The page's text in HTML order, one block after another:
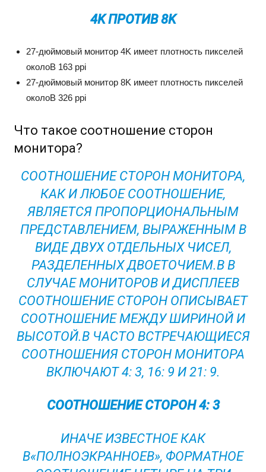
4K ПРОТИВ 8K
27-дюймовый монитор 4K имеет плотность пикселей
околоВ 163 ppi
27-дюймовый монитор 8K имеет плотность пикселей
околоВ 326 ppi
Что такое соотношение сторон
монитора?
СООТНОШЕНИЕ СТОРОН МОНИТОРА,
КАК И ЛЮБОЕ СООТНОШЕНИЕ,
ЯВЛЯЕТСЯ ПРОПОРЦИОНАЛЬНЫМ
ПРЕДСТАВЛЕНИЕМ, ВЫРАЖЕННЫМ В
ВИДЕ ДВУХ ОТДЕЛЬНЫХ ЧИСЕЛ,
РАЗДЕЛЕННЫХ ДВОЕТОЧИЕМ.В В
СЛУЧАЕ МОНИТОРОВ И ДИСПЛЕЕВ
СООТНОШЕНИЕ СТОРОН ОПИСЫВАЕТ
СООТНОШЕНИЕ МЕЖДУ ШИРИНОЙ И
ВЫСОТОЙ.В ЧАСТО ВСТРЕЧАЮЩИЕСЯ
СООТНОШЕНИЯ СТОРОН МОНИТОРА
ВКЛЮЧАЮТ 4: 3, 16: 9 И 21: 9.
СООТНОШЕНИЕ СТОРОН 4: 3
ИНАЧЕ ИЗВЕСТНОЕ КАК
В«ПОЛНОЭКРАННОЕВ», ФОРМАТНОЕ